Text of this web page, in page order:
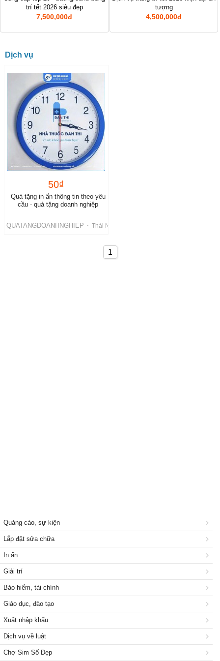
Xuất nhập khẩu
Dịch vụ tại nhà
Thiết kế - Quảng cáo
Công nghiệp, xây dựng
trí tết 2026 siêu đẹp
7,500,000đ
tượng
4,500,000đ
Dịch vụ
50₫
Quà tặng in ấn thông tin theo yêu
cầu - quà tặng doanh nghiệp
QUATANGDOANHNGHIEP · Thái Nguyên
1
Quảng cáo, sự kiện
Lắp đặt sửa chữa
In ấn
Giải trí
Bảo hiểm, tài chính
Giáo dục, đào tạo
Xuất nhập khẩu
Dịch vụ về luật
Chợ Sim Số Đẹp